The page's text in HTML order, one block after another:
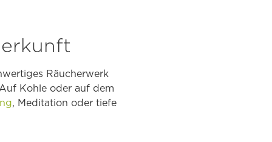
Räucherwerk
Kohle oder auf dem
, Meditation oder tiefe